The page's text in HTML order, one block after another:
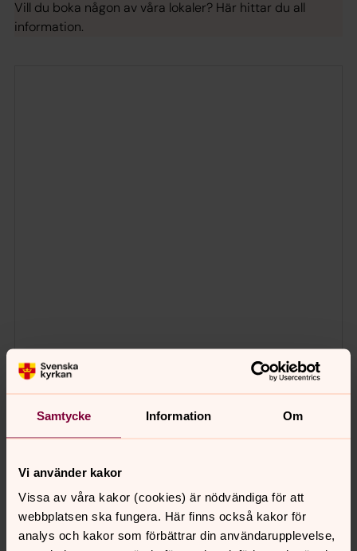
Samtycke Information Om
Vi använder kakor
Vissa av våra kakor (cookies) är nödvändiga för att
webbplatsen ska fungera. Här finns också kakor för
analys och kakor som förbättrar din användarupplevelse,
Vill du boka någon av våra lokaler? Här hittar du all
information.